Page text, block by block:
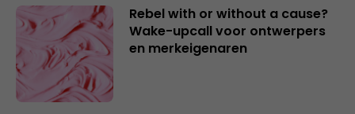
Rebel with or without a cause?
Wake-upcall voor ontwerpers
en merkeigenaren